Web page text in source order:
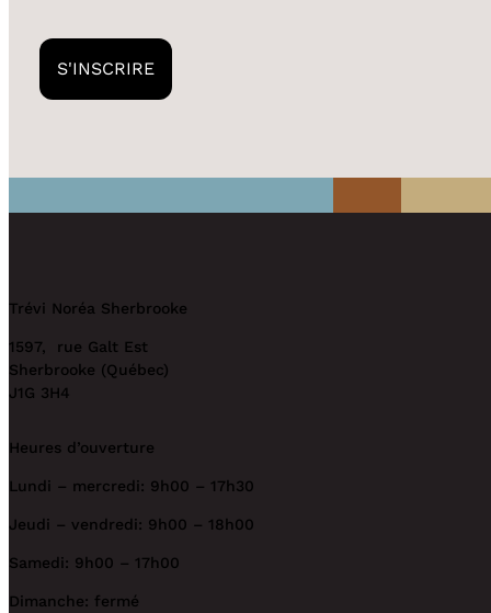
Trévi Noréa Sherbrooke
1597, rue Galt Est
Sherbrooke (Québec)
J1G 3H4
Heures d’ouverture
Lundi – mercredi: 9h00 – 17h30
Jeudi – vendredi: 9h00 – 18h00
Samedi: 9h00 – 17h00
Dimanche: fermé